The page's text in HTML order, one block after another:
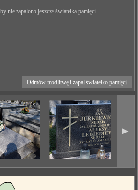
nie zapalono jeszcze światełka pamięci.
Odmów modlitwę i zapal światełko pamięci
►